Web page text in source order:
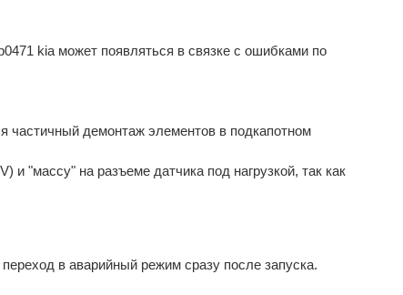
kia может появляться в связке с ошибками по
частичный демонтаж элементов в подкапотном
и "массу" на разъеме датчика под нагрузкой, так как
в аварийный режим сразу после запуска.